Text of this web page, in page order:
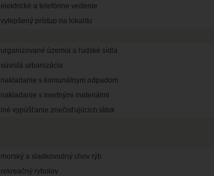
elektrické a telefónne vedenie
vylepšený prístup na lokalitu
urganizované územia a ľudské sídla
súvislá urbanizácia
nakladanie s komunálnym odpadom
nakladanie s inertnými materiálmi
iné vypúšťanie znečisťujúcich látok
morský a sladkovodný chov rýb
rekreačný rybolov